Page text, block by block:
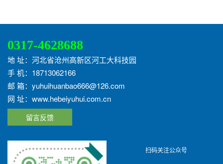
0317-4628688
地 址：河北省沧州高新区河工大科技园
手 机：18713062166
邮 箱：yuhuihuanbao666@126.com
网 址：www.hebeiyuhui.com.cn
留言反馈
扫码关注公众号